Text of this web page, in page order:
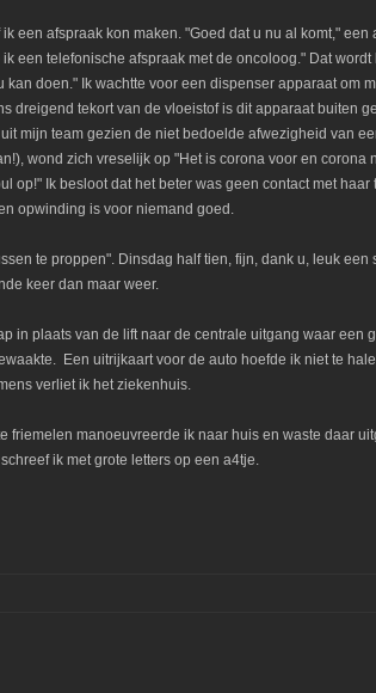
een afspraak kon maken. "Goed dat u nu al komt," een
een telefonische afspraak met de oncoloog." Dat wordt
kan doen." Ik wachtte voor een dispenser apparaat om
dreigend tekort van de vloeistof is dit apparaat buiten
mijn team gezien de niet bedoelde afwezigheid van
wond zich vreselijk op "Het is corona voor en corona
op!" Ik besloot dat het beter was geen contact met haar
opwinding is voor niemand goed.
te proppen". Dinsdag half tien, fijn, dank u, leuk een
keer dan maar weer.
in plaats van de lift naar de centrale uitgang waar een
Een uitrijkaart voor de auto hoefde ik niet te
verliet ik het ziekenhuis.
friemelen manoeuvreerde ik naar huis en waste daar
ik met grote letters op een a4tje.